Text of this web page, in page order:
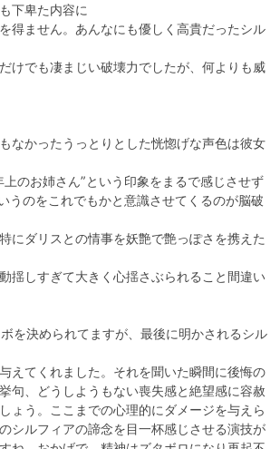
下卑た内容に
得ません。あんなにも優しく高貴だったシル
けでも凄まじい破壊力でしたが、何よりも威
なかったうっとりとした恍惚げな声色は彼女
のお姉さん”という印象をまるで感じさせず
うのをこれでもかと意識させてくるのが脳破
にダリスとの情事を妖艶で艶っぽさを携えた
揺しすぎて大きく心揺さぶられること間違い
を決められてますが、最後に明かされるシル
えてくれました。それを聞いた瞬間に後悔の
句、どうしようもない喪失感と絶望感に容赦
ょう。ここまでの心理的にダメージを与えら
シルフィアの諦念を目一杯感じさせる演技が